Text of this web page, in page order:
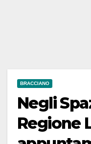
BRACCIANO
Negli
Regione